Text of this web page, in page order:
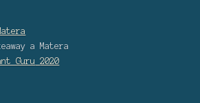
a Matera
Guru
2020